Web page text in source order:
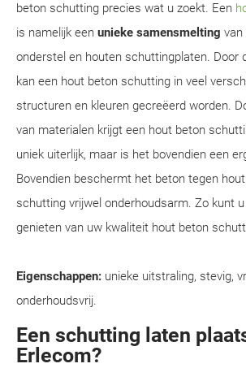
beton schutting precies wat u zoekt. Een
is namelijk een unieke samensmelting van
onderstel en houten schuttingplaten. Door
kan een hout beton schutting in veel
structuren en kleuren gecreëerd worden.
van materialen krijgt een hout beton
uniek uiterlijk, maar is het bovendien een
Bovendien beschermt het beton tegen
schutting vrijwel onderhoudsarm. Zo kunt
genieten van uw kwaliteit hout beton
Eigenschappen: unieke uitstraling, stevig,
onderhoudsvrij.
Een schutting laten
Erlecom?